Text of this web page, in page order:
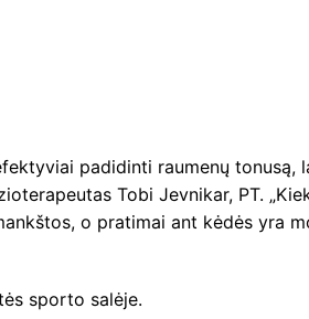
padidinti raumenų tonusą,
Tobi Jevnikar, PT.
o pratimai ant kėdės yra
sporto salėje.